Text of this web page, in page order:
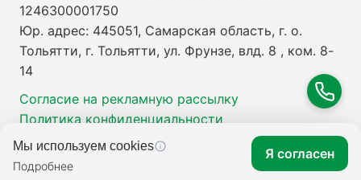
1246300001750
Юр. адрес: 445051, Самарская область, г. о.
Тольятти, г. Тольятти, ул. Фрунзе, влд. 8 , ком. 8-
14
Согласие на рекламную рассылку
Политика конфиденциальности
Мы используем cookies
Подробнее
Я согласен